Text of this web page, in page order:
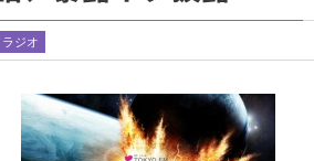
ラジオ